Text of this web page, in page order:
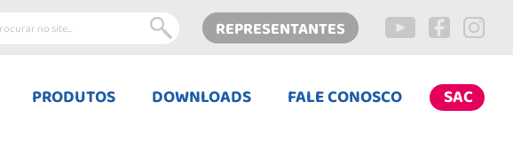
REPRESENTANTES
PRODUTOS DOWNLOADS FALE CONOSCO SAC